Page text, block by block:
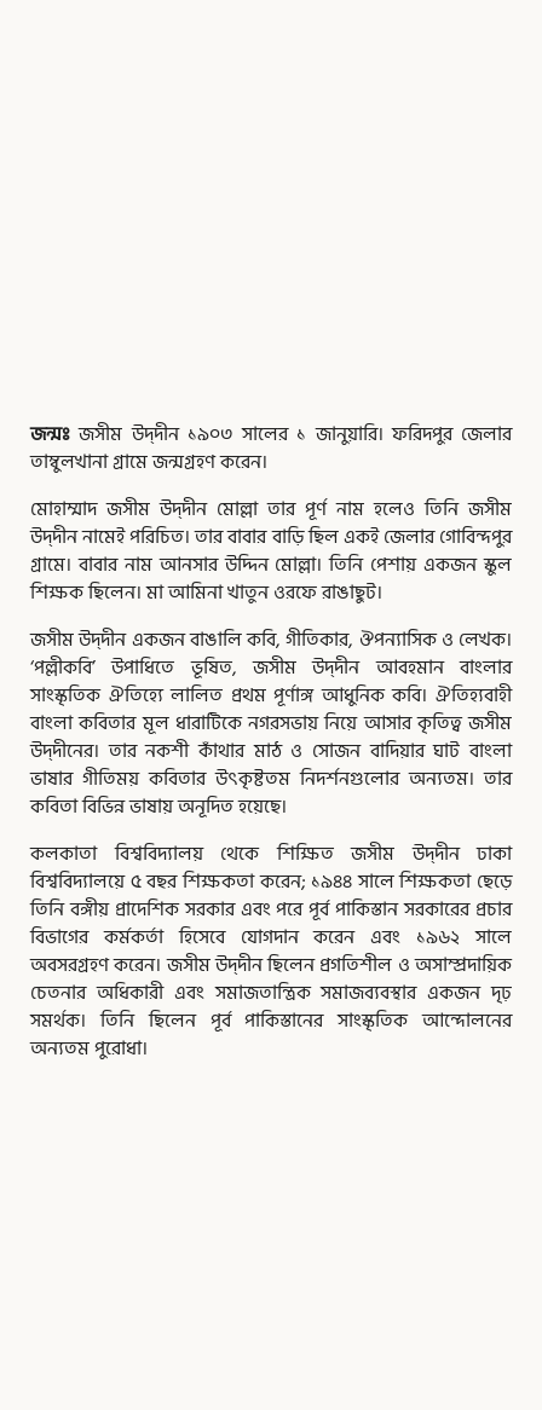
জন্মঃ জসীম উদ্‌দীন ১৯০৩ সালের ১ জানুয়ারি। ফরিদপুর জেলার
তাম্বুলখানা গ্রামে জন্মগ্রহণ করেন।
মোহাম্মাদ জসীম উদ্‌দীন মোল্লা তার পূর্ণ নাম হলেও তিনি জসীম
উদ্‌দীন নামেই পরিচিত। তার বাবার বাড়ি ছিল একই জেলার গোবিন্দপুর
গ্রামে। বাবার নাম আনসার উদ্দিন মোল্লা। তিনি পেশায় একজন স্কুল
শিক্ষক ছিলেন। মা আমিনা খাতুন ওরফে রাঙাছুট।
জসীম উদ্‌দীন একজন বাঙালি কবি, গীতিকার, ঔপন্যাসিক ও লেখক।
‘পল্লীকবি’ উপাধিতে ভূষিত, জসীম উদ্‌দীন আবহমান বাংলার
সাংস্কৃতিক ঐতিহ্যে লালিত প্রথম পূর্ণাঙ্গ আধুনিক কবি। ঐতিহ্যবাহী
বাংলা কবিতার মূল ধারাটিকে নগরসভায় নিয়ে আসার কৃতিত্ব জসীম
উদ্‌দীনের। তার নকশী কাঁথার মাঠ ও সোজন বাদিয়ার ঘাট বাংলা
ভাষার গীতিময় কবিতার উৎকৃষ্টতম নিদর্শনগুলোর অন্যতম। তার
কবিতা বিভিন্ন ভাষায় অনূদিত হয়েছে।
কলকাতা বিশ্ববিদ্যালয় থেকে শিক্ষিত জসীম উদ্‌দীন ঢাকা
বিশ্ববিদ্যালয়ে ৫ বছর শিক্ষকতা করেন; ১৯৪৪ সালে শিক্ষকতা ছেড়ে
তিনি বঙ্গীয় প্রাদেশিক সরকার এবং পরে পূর্ব পাকিস্তান সরকারের প্রচার
বিভাগের কর্মকর্তা হিসেবে যোগদান করেন এবং ১৯৬২ সালে
অবসরগ্রহণ করেন। জসীম উদ্‌দীন ছিলেন প্রগতিশীল ও অসাম্প্রদায়িক
চেতনার অধিকারী এবং সমাজতান্ত্রিক সমাজব্যবস্থার একজন দৃঢ়
সমর্থক। তিনি ছিলেন পূর্ব পাকিস্তানের সাংস্কৃতিক আন্দোলনের
অন্যতম পুরোধা।